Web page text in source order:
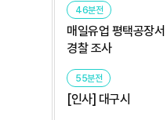
46분전
매일유업 평택공장
경찰 조사
55분전
[인사] 대구시